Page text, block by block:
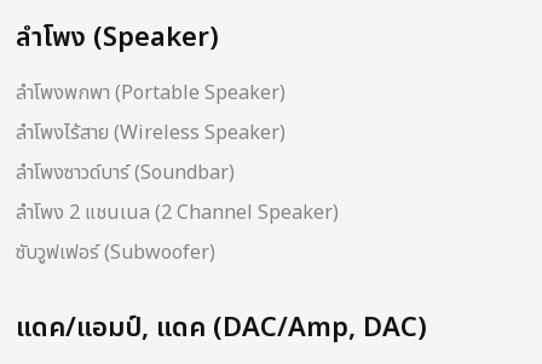
ลำโพง (Speaker)
ลำโพงพกพา (Portable Speaker)
ลำโพงไร้สาย (Wireless Speaker)
ลำโพงซาวด์บาร์ (Soundbar)
ลำโพง 2 แชนเนล (2 Channel Speaker)
ซับวูฟเฟอร์ (Subwoofer)
แดค/แอมป์, แดค (DAC/Amp, DAC)